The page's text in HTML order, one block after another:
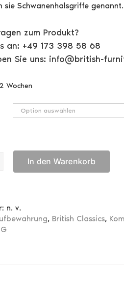
sie Schwanenhalsgriffe
zum Produkt?
an: +49 173 398 58 68
Sie uns: info@british-
Wochen
In den Warenkorb
n. v.
, British Classics,